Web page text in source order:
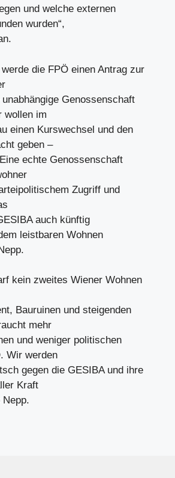
und welche externen
wurden“,
die FPÖ einen Antrag zur
Genossenschaft
wollen im
einen Kurswechsel und den
geben –
echte Genossenschaft
Zugriff und
auch künftig
leistbaren Wohnen
kein zweites Wiener Wohnen
Bauruinen und steigenden
mehr
und weniger politischen
Wir werden
gegen die GESIBA und ihre
Kraft
Nepp.